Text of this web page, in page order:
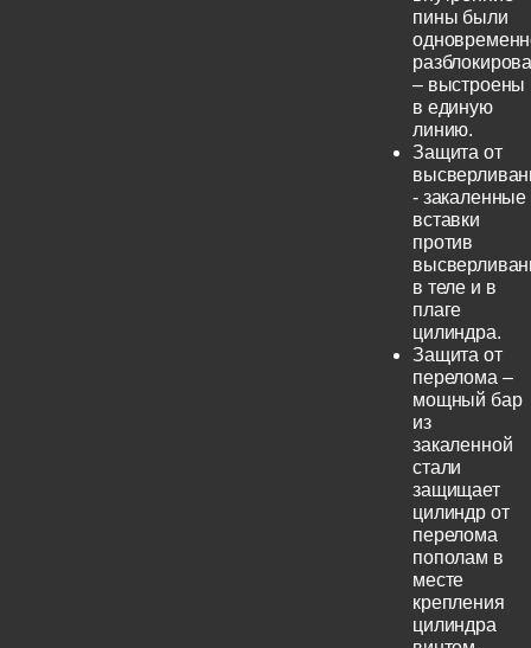
пины были
– выстроены
в единую
линию.
Защита от
- закаленные
вставки
против
в теле и в
плаге
цилиндра.
Защита от
перелома –
мощный бар
из
закаленной
стали
защищает
цилиндр от
перелома
пополам в
месте
крепления
цилиндра